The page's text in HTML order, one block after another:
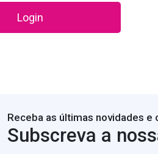
Login
Receba as últimas novidades e
Subscreva a